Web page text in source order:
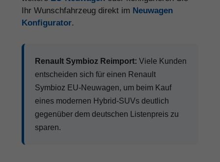
Ihr Wunschfahrzeug direkt im Neuwagen
Konfigurator.
Renault Symbioz Reimport: Viele Kunden
entscheiden sich für einen Renault
Symbioz EU-Neuwagen, um beim Kauf
eines modernen Hybrid-SUVs deutlich
gegenüber dem deutschen Listenpreis zu
sparen.